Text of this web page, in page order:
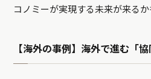
コノミーが実現する未来が来るか
【海外の事例】海外で進む「協